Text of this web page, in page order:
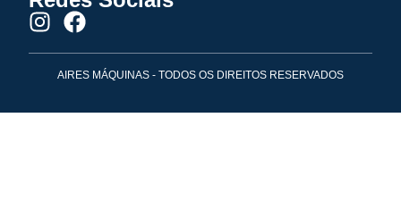
AIRES MÁQUINAS - TODOS OS DIREITOS RESERVADOS